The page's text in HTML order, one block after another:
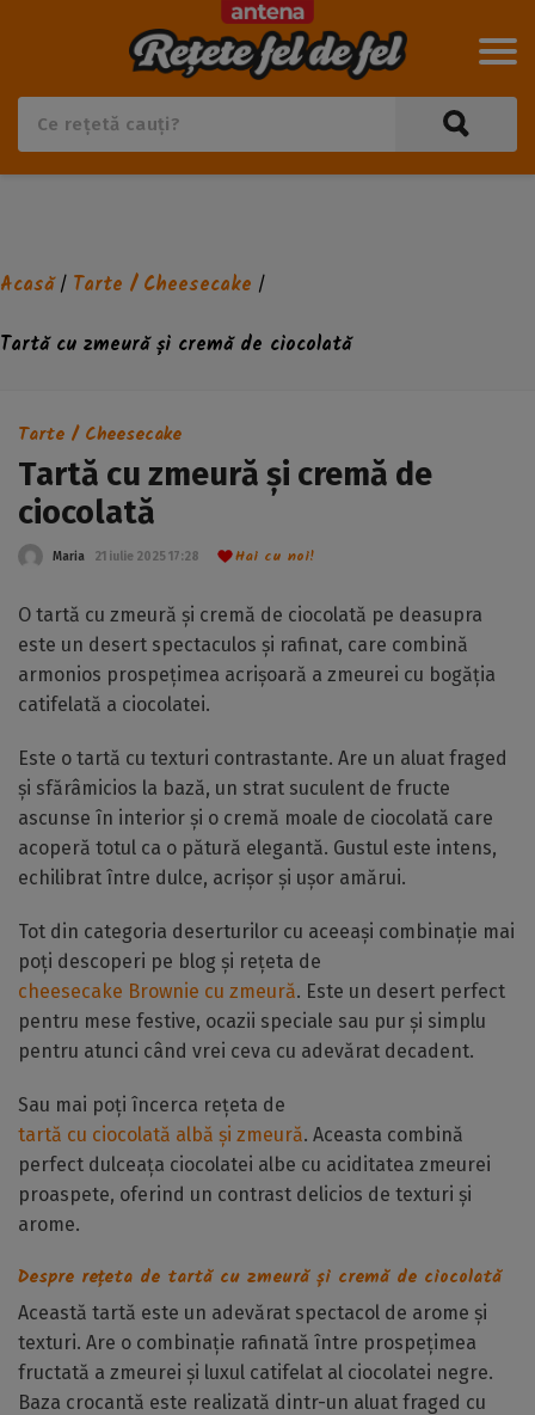
Acasă/ Tarte / Cheesecake /
Tartă cu zmeură și cremă de ciocolată
Tarte / Cheesecake
Tartă cu zmeură și cremă de
ciocolată
Maria 21 iulie 2025 17:28 Hai cu noi!
O tartă cu zmeură și cremă de ciocolată pe deasupra
este un desert spectaculos și rafinat, care combină
armonios prospețimea acrișoară a zmeurei cu bogăția
catifelată a ciocolatei.
Este o tartă cu texturi contrastante. Are un aluat fraged
și sfărâmicios la bază, un strat suculent de fructe
ascunse în interior și o cremă moale de ciocolată care
acoperă totul ca o pătură elegantă. Gustul este intens,
echilibrat între dulce, acrișor și ușor amărui.
Tot din categoria deserturilor cu aceeași combinație mai
poți descoperi pe blog și rețeta de
cheesecake Brownie cu zmeură. Este un desert perfect
pentru mese festive, ocazii speciale sau pur și simplu
pentru atunci când vrei ceva cu adevărat decadent.
Sau mai poți încerca rețeta de
tartă cu ciocolată albă și zmeură. Aceasta combină
perfect dulceața ciocolatei albe cu aciditatea zmeurei
proaspete, oferind un contrast delicios de texturi și
arome.
Despre rețeta de tartă cu zmeură și cremă de ciocolată
Această tartă este un adevărat spectacol de arome și
texturi. Are o combinație rafinată între prospețimea
fructată a zmeurei și luxul catifelat al ciocolatei negre.
Baza crocantă este realizată dintr-un aluat fraged cu